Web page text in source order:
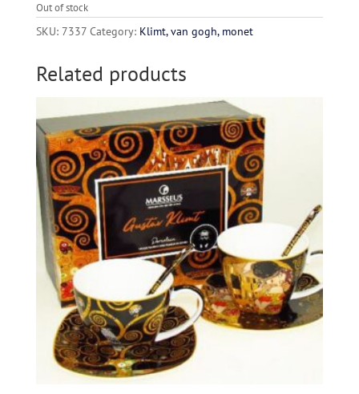
Out of stock
SKU: 7337 Category: Klimt, van gogh, monet
Related products